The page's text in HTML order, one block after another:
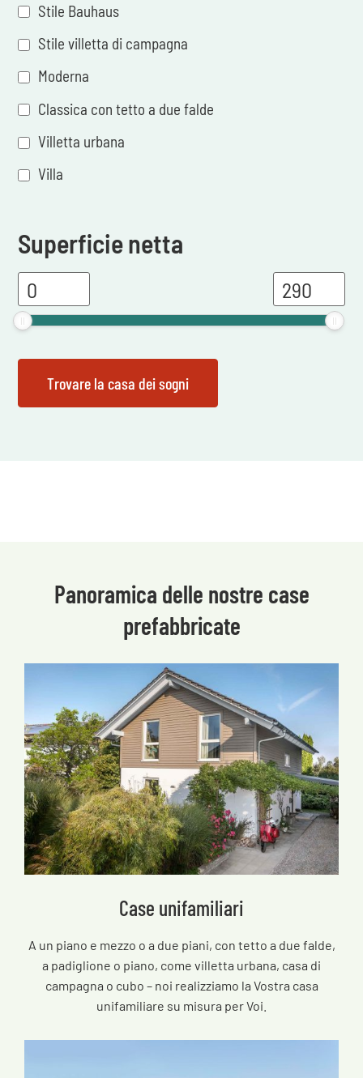
Stile Bauhaus
Stile villetta di campagna
Moderna
Classica con tetto a due falde
Villetta urbana
Villa
Superficie netta
Panoramica delle nostre case
prefabbricate
Case unifamiliari
A un piano e mezzo o a due piani, con tetto a due falde,
a padiglione o piano, come villetta urbana, casa di
campagna o cubo – noi realizziamo la Vostra casa
unifamiliare su misura per Voi.